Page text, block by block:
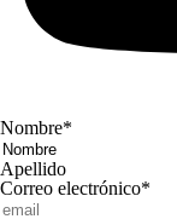
Nombre*
Apellido
Correo electrónico*